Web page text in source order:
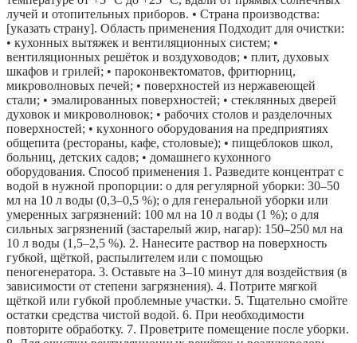
лучей и отопительных приборов. • Страна производства:
[указать страну]. Область применения Подходит для очистки:
• кухонных вытяжек и вентиляционных систем; •
вентиляционных решёток и воздуховодов; • плит, духовых
шкафов и грилей; • пароконвектоматов, фритюрниц,
микроволновых печей; • поверхностей из нержавеющей
стали; • эмалированных поверхностей; • стеклянных дверей
духовок и микроволновок; • рабочих столов и разделочных
поверхностей; • кухонного оборудования на предприятиях
общепита (рестораны, кафе, столовые); • пищеблоков школ,
больниц, детских садов; • домашнего кухонного
оборудования. Способ применения 1. Разведите концентрат с
водой в нужной пропорции: o для регулярной уборки: 30–50
мл на 10 л воды (0,3–0,5 %); o для генеральной уборки или
умеренных загрязнений: 100 мл на 10 л воды (1 %); o для
сильных загрязнений (застарелый жир, нагар): 150–250 мл на
10 л воды (1,5–2,5 %). 2. Нанесите раствор на поверхность
губкой, щёткой, распылителем или с помощью
пеногенератора. 3. Оставьте на 3–10 минут для воздействия (в
зависимости от степени загрязнения). 4. Потрите мягкой
щёткой или губкой проблемные участки. 5. Тщательно смойте
остатки средства чистой водой. 6. При необходимости
повторите обработку. 7. Проветрите помещение после уборки.